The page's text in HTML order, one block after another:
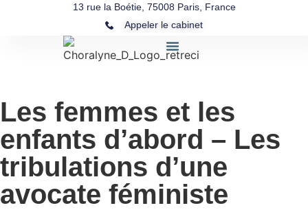
13 rue la Boétie, 75008 Paris, France
Appeler le cabinet
Les femmes et les
enfants d’abord – Les
tribulations d’une
avocate féministe